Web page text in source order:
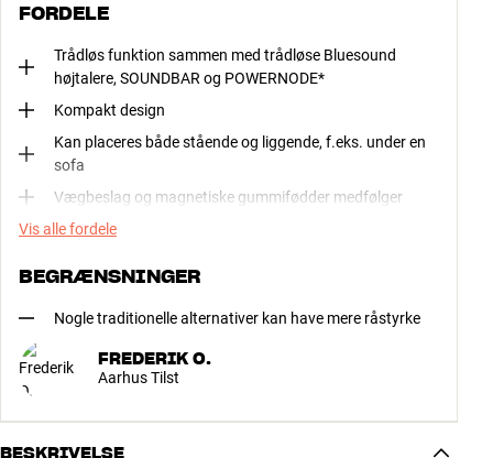
FORDELE
Trådløs funktion sammen med trådløse Bluesound
højtalere, SOUNDBAR og POWERNODE*
Kompakt design
Kan placeres både stående og liggende, f.eks. under en
sofa
Vægbeslag og magnetiske gummifødder medfølger
Vis alle fordele
BEGRÆNSNINGER
Nogle traditionelle alternativer kan have mere råstyrke
FREDERIK O.
Aarhus Tilst
BESKRIVELSE